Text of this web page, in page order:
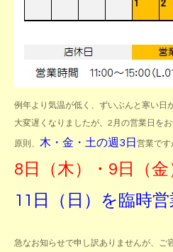
例年より気温が低く、ずいぶんと寒い日
大変遅くなりましたが、2月の営業日をお
原則、 木・金・土の週3日 営業です
8日（木）・9日（
11日（日）を臨時
急なお知らせで申し訳ありませんが、ご